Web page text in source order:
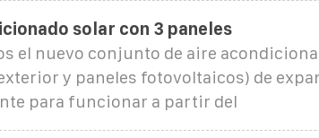
solar con 3 paneles
el nuevo conjunto de aire
y paneles fotovoltaicos) de
para funcionar a partir del